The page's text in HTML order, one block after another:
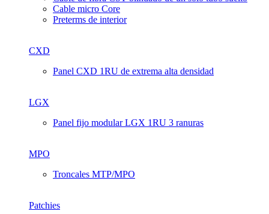
Cable micro Core
Preterms de interior
CXD
Panel CXD 1RU de extrema alta densidad
LGX
Panel fijo modular LGX 1RU 3 ranuras
MPO
Troncales MTP/MPO
Patchies